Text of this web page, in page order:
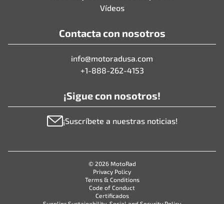
Vídeos
Contacta con nosotros
info@motoradusa.com
+1-888-262-4153
¡Sigue con nosotros!
¡Suscríbete a nuestras noticias!
© 2026 MotoRad
Privacy Policy
Terms & Conditions
Code of Conduct
Certificados